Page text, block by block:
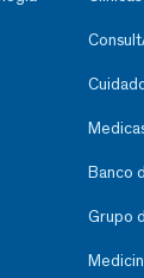
Banco
Grupo